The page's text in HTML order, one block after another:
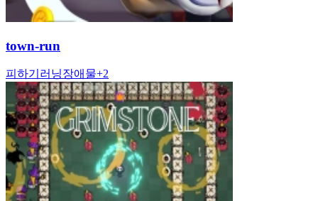
town-run
피하기 러닝장애물+2